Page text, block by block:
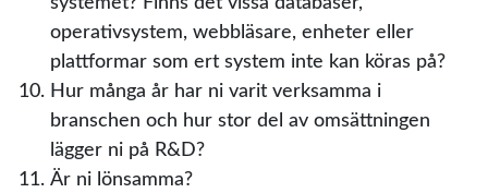
operativsystem, webbläsare, enheter eller
plattformar som ert system inte kan köras på?
Hur många år har ni varit verksamma i
branschen och hur stor del av omsättningen
lägger ni på R&D?
Är ni lönsamma?